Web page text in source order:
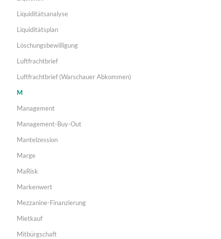
Liquiditätsanalyse
Liquiditätsplan
Löschungsbewilligung
Luftfrachtbrief
Luftfrachtbrief (Warschauer Abkommen)
M
Management
Management-Buy-Out
Mantelzession
Marge
MaRisk
Markenwert
Mezzanine-Finanzierung
Mietkauf
Mitbürgschaft